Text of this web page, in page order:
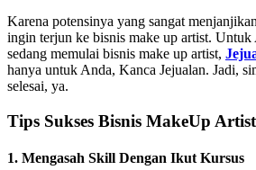
Karena potensinya yang sangat
ingin terjun ke bisnis make up artist.
sedang memulai bisnis make up artist,
hanya untuk Anda, Kanca Jejualan. Jadi,
selesai, ya.
Tips Sukses Bisnis MakeUp Artist
1. Mengasah Skill Dengan Ikut Kursus